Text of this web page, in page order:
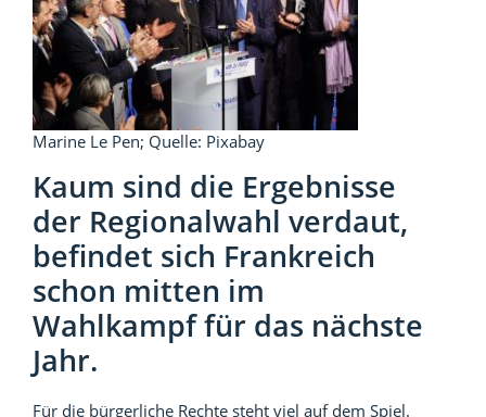
Marine Le Pen; Quelle: Pixabay
Kaum sind die Ergebnisse
der Regionalwahl verdaut,
befindet sich Frankreich
schon mitten im
Wahlkampf für das nächste
Jahr.
Für die bürgerliche Rechte steht viel auf dem Spiel.